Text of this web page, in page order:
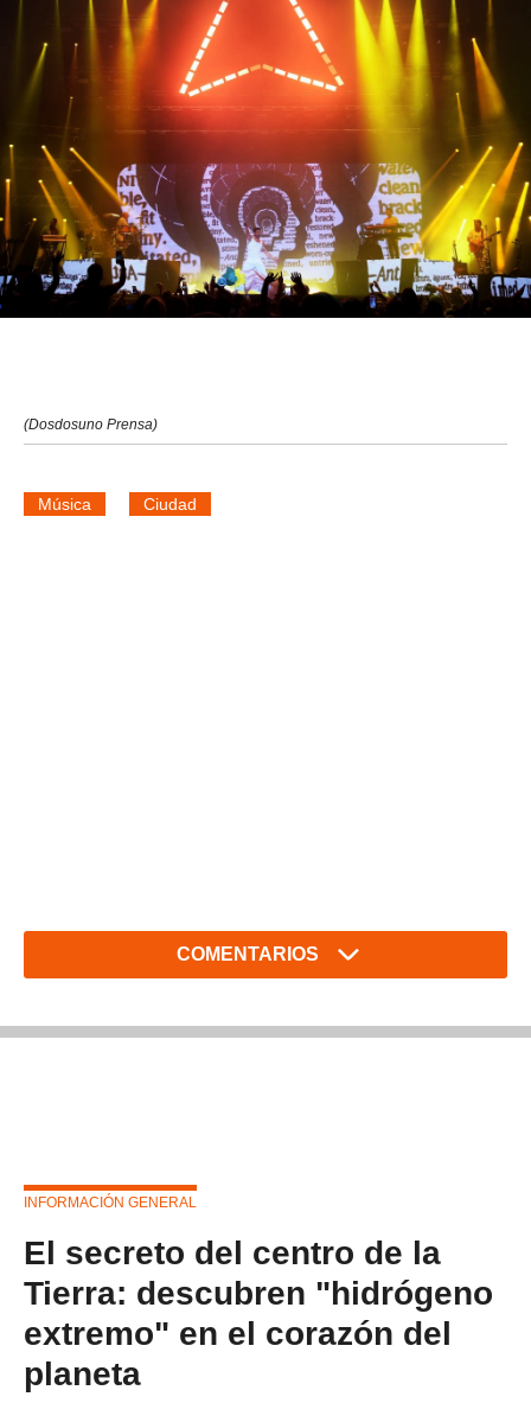
(Dosdosuno Prensa)
Música Ciudad
COMENTARIOS